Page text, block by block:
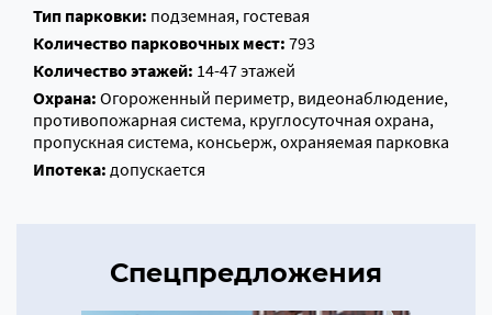
Тип парковки: подземная, гостевая
Количество парковочных мест: 793
Количество этажей: 14-47 этажей
Охрана: Огороженный периметр, видеонаблюдение,
противопожарная система, круглосуточная охрана,
пропускная система, консьерж, охраняемая парковка
Ипотека: допускается
Спецпредложения